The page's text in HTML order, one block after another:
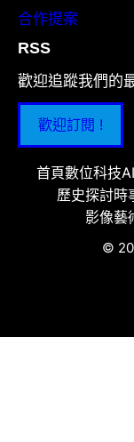
合作提案
RSS
歡迎追蹤我們的
歡迎訂閱 !
首頁數位科技
歷史探討時
影像藝
©